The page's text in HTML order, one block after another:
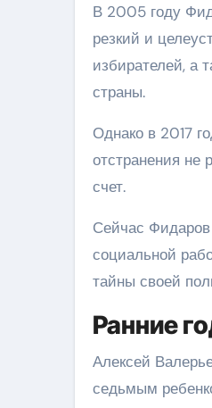
В 2005 году
резкий и
избирателей, а
страны.
Однако в 2017
отстранения не
счет.
Сейчас Фидаров
социальной
тайны своей
Ранние
Алексей
седьмым